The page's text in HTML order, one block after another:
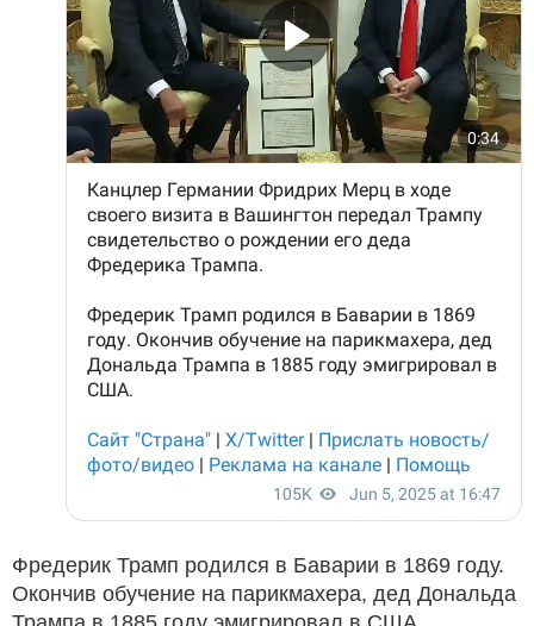
Фредерик Трамп родился в Баварии в 1869 году.
Окончив обучение на парикмахера, дед Дональда